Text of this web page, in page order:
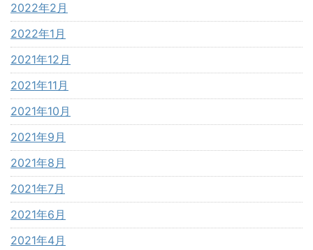
2022年2月
2022年1月
2021年12月
2021年11月
2021年10月
2021年9月
2021年8月
2021年7月
2021年6月
2021年4月